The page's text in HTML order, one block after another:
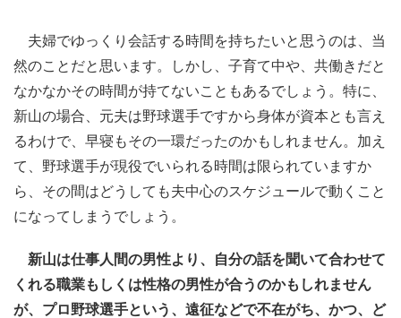
夫婦でゆっくり会話する時間を持ちたいと思うのは、当
然のことだと思います。しかし、子育て中や、共働きだと
なかなかその時間が持てないこともあるでしょう。特に、
新山の場合、元夫は野球選手ですから身体が資本とも言え
るわけで、早寝もその一環だったのかもしれません。加え
て、野球選手が現役でいられる時間は限られていますか
ら、その間はどうしても夫中心のスケジュールで動くこと
になってしまうでしょう。
新山は仕事人間の男性より、自分の話を聞いて合わせて
くれる職業もしくは性格の男性が合うのかもしれません
が、プロ野球選手という、遠征などで不在がち、かつ、ど